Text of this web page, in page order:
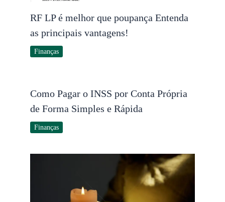
RF LP é melhor que poupança Entenda
as principais vantagens!
Finanças
Como Pagar o INSS por Conta Própria
de Forma Simples e Rápida
Finanças